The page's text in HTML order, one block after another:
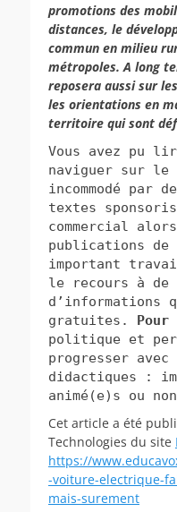
promotions des
distances, le
commun en milieu
métropoles. A long
reposera aussi sur
les orientations en
territoire qui sont
Vous avez pu
naviguer sur
incommodé par
textes
commercial
publications de
important
le recours à de
d’informations
gratuites.
politique et
progresser
didactiques :
animé(e)s ou
Cet article a été
Technologies du site
https://
-voiture-electrique-
mais-surement